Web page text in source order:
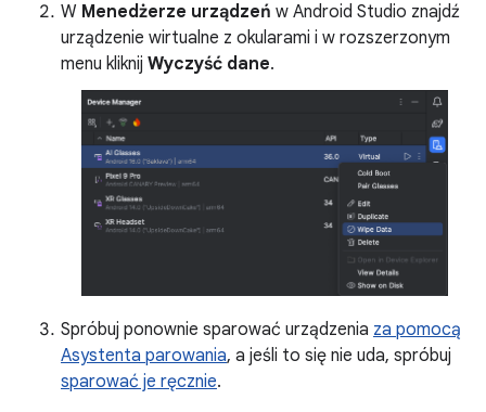
W Menedżerze urządzeń w Android Studio znajdź
urządzenie wirtualne z okularami i w rozszerzonym
menu kliknij Wyczyść dane.
Spróbuj ponownie sparować urządzenia za pomocą
Asystenta parowania, a jeśli to się nie uda, spróbuj
sparować je ręcznie.